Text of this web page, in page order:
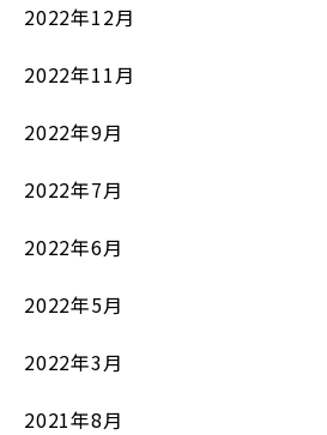
2022年12月
2022年11月
2022年9月
2022年7月
2022年6月
2022年5月
2022年3月
2021年8月